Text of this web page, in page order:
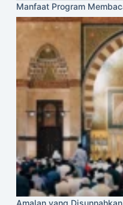
Manfaat Program
Amalan yang